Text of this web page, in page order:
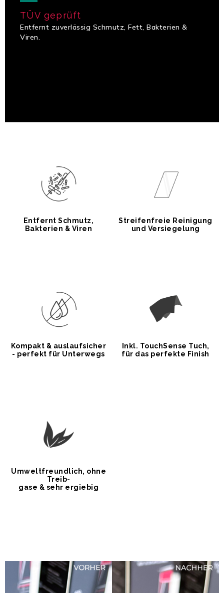
TÜV geprüft
Entfernt zuverlässig Schmutz, Fett, Bakterien &
Viren.
Entfernt Schmutz,
Bakterien & Viren
Streifenfreie Reinigung
und Versiegelung
Kompakt & auslaufsicher
- perfekt für Unterwegs
Inkl. TouchSense Tuch,
für das perfekte Finish
Umweltfreundlich, ohne
Treib-
gase & sehr ergiebig